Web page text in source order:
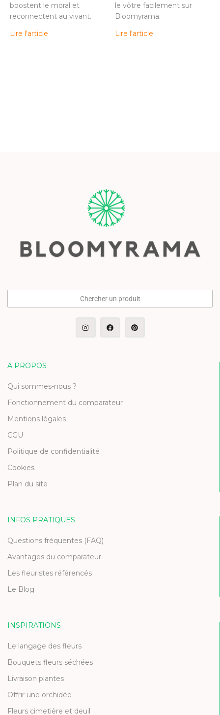
boostent le moral et
reconnectent au vivant.
Lire l'article
le vôtre facilement sur
Bloomyrama.
Lire l'article
Chercher un produit
A PROPOS
Qui sommes-nous ?
Fonctionnement du comparateur
Mentions légales
CGU
Politique de confidentialité
Cookies
Plan du site
INFOS PRATIQUES
Questions fréquentes (FAQ)
Avantages du comparateur
Les fleuristes référencés
Le Blog
INSPIRATIONS
Le langage des fleurs
Bouquets fleurs séchées
Livraison plantes
Offrir une orchidée
Fleurs cimetière et deuil